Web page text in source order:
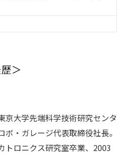
＞
京大学先端科学技術研究センタ
・ガレージ代表取締役社長。
トロニクス研究室卒業、2003